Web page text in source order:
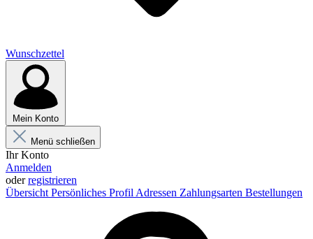
Wunschzettel
Mein Konto
Menü schließen
Ihr Konto
Anmelden
oderregistrieren
Übersicht Persönliches Profil Adressen Zahlungsarten Bestellungen